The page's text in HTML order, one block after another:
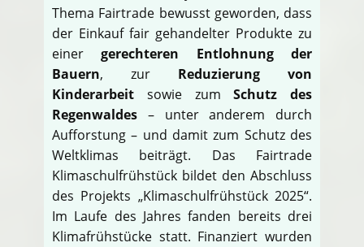
Thema Fairtrade bewusst geworden, dass
der Einkauf fair gehandelter Produkte zu
einergerechteren Entlohnung der
Bauern, zur Reduzierung von
Kinderarbeit sowie zumSchutz des
Regenwaldes – unter anderem durch
Aufforstung – und damit zum Schutz des
Weltklimas beiträgt. Das Fairtrade
Klimaschulfrühstück bildet den Abschluss
des Projekts „Klimaschulfrühstück 2025“.
Im Laufe des Jahres fanden bereits drei
Klimafrühstücke statt. Finanziert wurden